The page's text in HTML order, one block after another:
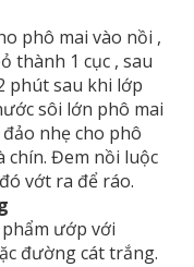
phô mai vào nồi ,
thành 1 cục , sau
phút sau khi lớp
sôi lớn phô mai
nhẹ cho phô
chín. Đem nồi luộc
vớt ra để ráo.
ướp với
đường cát trắng.